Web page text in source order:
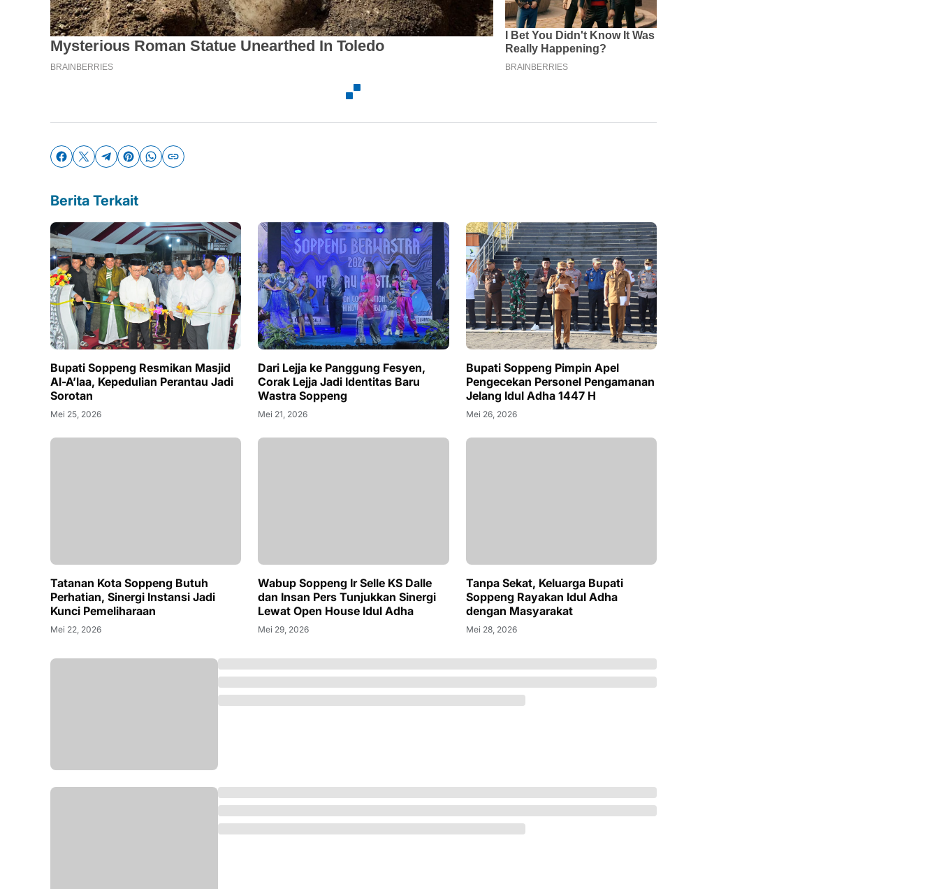
Berita Terkait
Bupati Soppeng Resmikan Masjid
Al-A’laa, Kepedulian Perantau Jadi
Sorotan
Mei 25, 2026
Dari Lejja ke Panggung Fesyen,
Corak Lejja Jadi Identitas Baru
Wastra Soppeng
Mei 21, 2026
Bupati Soppeng Pimpin Apel
Pengecekan Personel Pengamanan
Jelang Idul Adha 1447 H
Mei 26, 2026
Tatanan Kota Soppeng Butuh
Perhatian, Sinergi Instansi Jadi
Kunci Pemeliharaan
Mei 22, 2026
Wabup Soppeng Ir Selle KS Dalle
dan Insan Pers Tunjukkan Sinergi
Lewat Open House Idul Adha
Mei 29, 2026
Tanpa Sekat, Keluarga Bupati
Soppeng Rayakan Idul Adha
dengan Masyarakat
Mei 28, 2026